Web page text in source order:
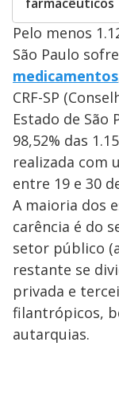
Pelo menos
São Paulo
medicamentos
CRF-SP
Estado de São
98,52% das
realizada com
entre 19 e 30
A maioria dos
carência é do
setor público
restante se
privada e
filantrópicos,
autarquias.